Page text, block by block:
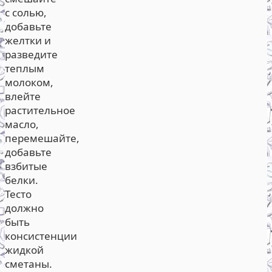
с солью,
добавьте
желтки и
разведите
теплым
молоком,
влейте
растительное
масло,
перемешайте,
добавьте
взбитые
белки.
Тесто
должно
быть
консистенции
жидкой
сметаны.